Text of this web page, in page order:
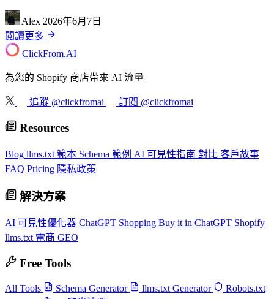
Alex 2026年6月7日
閱讀更多
ClickFrom.AI
為您的 Shopify 商店帶來 AI 流量
追蹤 @clickfromai 訂閱 @clickfromai
Resources
Blog llms.txt 範本 Schema 範例 AI 可見性指南 對比 客戶故事
FAQ Pricing 隱私政策
解決方案
AI 可見性優化器 ChatGPT Shopping Buy it in ChatGPT Shopify
llms.txt 電商 GEO
Free Tools
All Tools Schema Generator llms.txt Generator
Robots.txt